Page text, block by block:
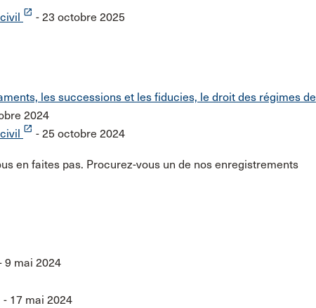
launch - 23 octobre 2025
les successions et les fiducies, le droit des régimes de
2024
launch - 25 octobre 2024
en faites pas. Procurez-vous un de nos enregistrements
9 mai 2024
- 17 mai 2024